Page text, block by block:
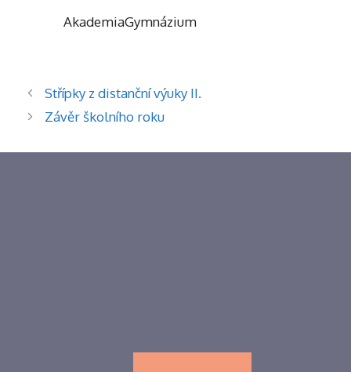
AkademiaGymnázium
Střípky z distanční výuky II.
Závěr školního roku